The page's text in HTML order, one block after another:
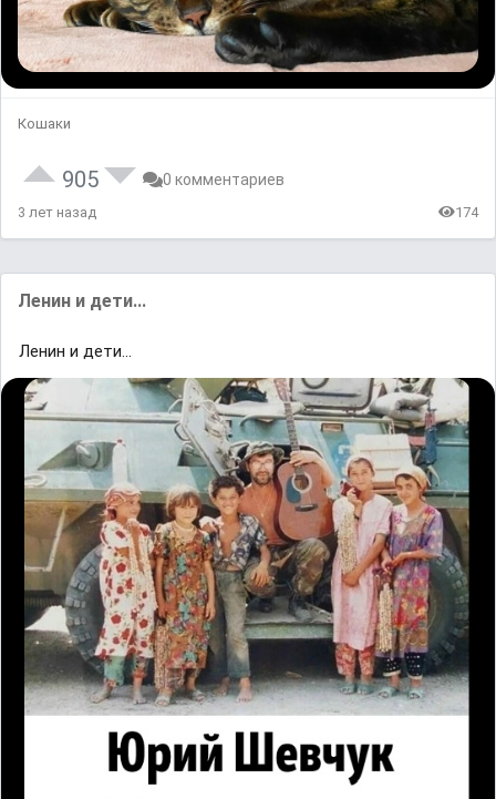
Кошаки
905 0 комментариев
3 лет назад 174
Ленин и дети...
Ленин и дети...